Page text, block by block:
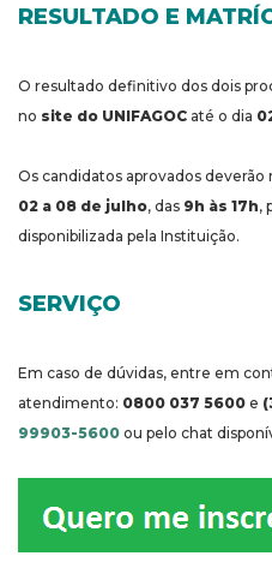
RESULTADO E
O resultado definitivo dos dois
no site do UNIFAGOC até o dia
Os candidatos aprovados
02 a 08 de julho, das 9h às 17h,
disponibilizada pela Instituição.
SERVIÇO
Em caso de dúvidas, entre em
atendimento: 0800 037 5600 e
99903-5600 ou pelo chat